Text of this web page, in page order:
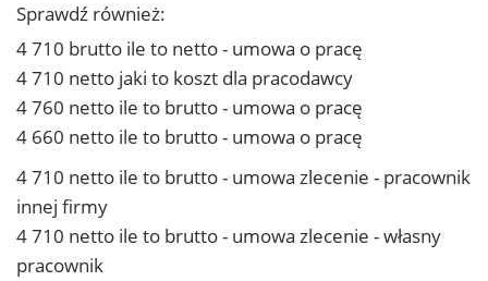
Sprawdź również:
4 710 brutto ile to netto - umowa o pracę
4 710 netto jaki to koszt dla pracodawcy
4 760 netto ile to brutto - umowa o pracę
4 660 netto ile to brutto - umowa o pracę
4 710 netto ile to brutto - umowa zlecenie - pracownik
innej firmy
4 710 netto ile to brutto - umowa zlecenie - własny
pracownik